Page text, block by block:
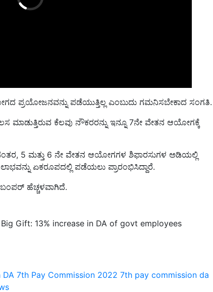
ಪ್ರಯೋಜನವನ್ನು ಪಡೆಯುತ್ತಿಲ್ಲ ಎಂಬುದು ಗಮನಿಸಬೇಕಾದ ಸಂಗತಿ.
ಮಾಡುತ್ತಿರುವ ಕೆಲವು ನೌಕರರನ್ನು ಇನ್ನೂ 7ನೇ ವೇತನ ಆಯೋಗಕ್ಕೆ
5 ಮತ್ತು 6 ನೇ ವೇತನ ಆಯೋಗಗಳ ಶಿಫಾರಸುಗಳ ಅಡಿಯಲ್ಲಿ
ಏಕರೂಪದಲ್ಲಿ ಪಡೆಯಲು ಪ್ರಾರಂಭಿಸಿದ್ದಾರೆ.
ಹೆಚ್ಚಳವಾಗಿದೆ.
Gift: 13% increase in DA of govt employees